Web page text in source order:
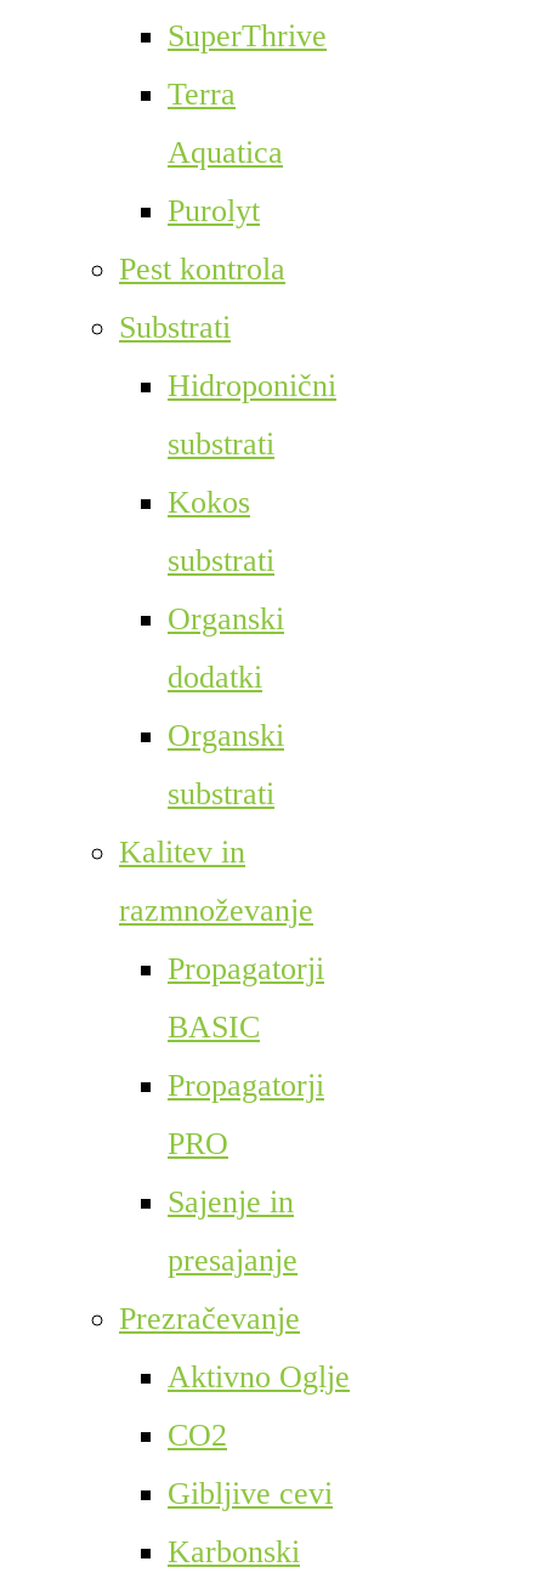
SuperThrive
Terra
Aquatica
Purolyt
Pest kontrola
Substrati
Hidroponični
substrati
Kokos
substrati
Organski
dodatki
Organski
substrati
Kalitev in
razmnoževanje
Propagatorji
BASIC
Propagatorji
PRO
Sajenje in
presajanje
Prezračevanje
Aktivno Oglje
CO2
Gibljive cevi
Karbonski